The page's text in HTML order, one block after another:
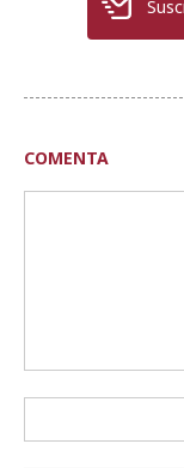
COMENTA